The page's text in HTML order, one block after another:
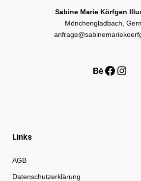
Sabine Marie Körfgen
Mönchengladbach,
Behance
Links
AGB
Datenschutzerklärung